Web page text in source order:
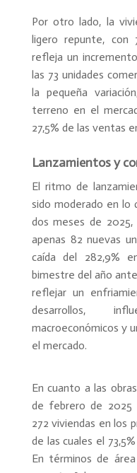
Por otro lado, la
ligero repunte, con
refleja un
las 73 unidades
la pequeña
terreno en el
27,5% de las ventas
Lanzamientos y
El ritmo de
sido moderado en lo
dos meses de
apenas 82 nuevas
caída del 282,9%
bimestre del año
reflejar un
desarrollos,
macroeconómicos y
el mercado.
En cuanto a las
de febrero de 2025
272 viviendas en los
de las cuales el
En términos de